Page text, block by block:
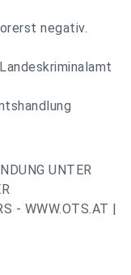
negativ.
UNTER
- WWW.OTS.AT |